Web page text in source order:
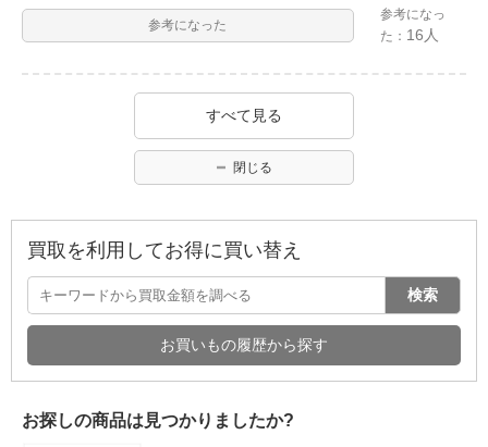
参考になった
参考になっ
た： 16人
すべて見る
閉じる
買取を利用してお得に買い替え
検索
お買いもの履歴から探す
お探しの商品は見つかりましたか?